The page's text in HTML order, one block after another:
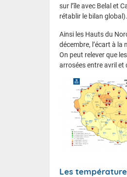
sur l’île avec Belal et
rétablir le bilan global).
Ainsi les Hauts du
décembre, l’écart à la
On peut relever que
arrosées entre avril et
Les